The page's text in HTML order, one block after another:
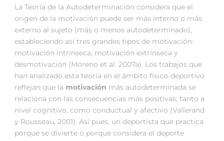
La Teoría de la Autodeterminación considera que el
origen de la motivación puede ser más interno o más
externo al sujeto (más o menos autodeterminado),
estableciendo así tres grandes tipos de motivación:
motivación intrínseca, motivación extrínseca y
desmotivación (Moreno et al. 2007a). Los trabajos que
han analizado esta teoría en el ámbito físico-deportivo
reflejan que la motivación más autodeterminada se
relaciona con las consecuencias más positivas, tanto a
nivel cognitivo, como conductual y afectivo (Vallerand
y Rousseau, 2001). Así pues, un deportista que practica
porque se divierte o porque considera el deporte